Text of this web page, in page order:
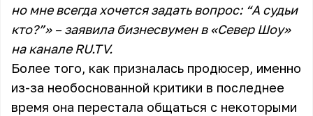
но мне всегда хочется задать вопрос: “А судьи
кто?”» – заявила бизнесвумен в «Север Шоу»
на канале RU.TV.
Более того, как призналась продюсер, именно
из-за необоснованной критики в последнее
время она перестала общаться с некоторыми